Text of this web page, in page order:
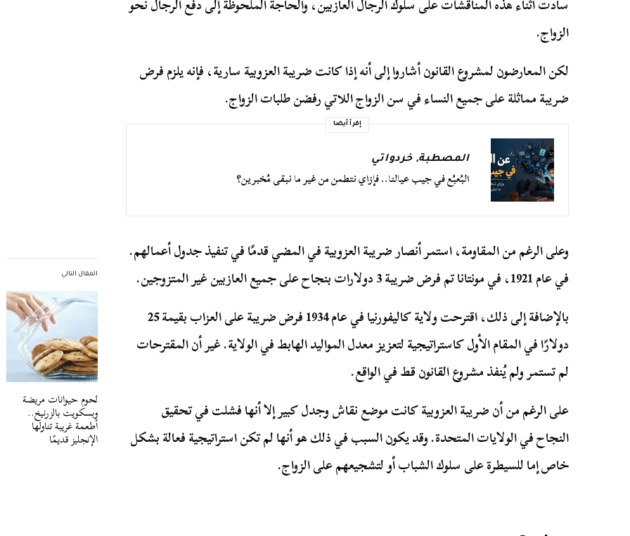
المقال التالي
لحوم حيوانات مريضة
وبسكويت بالزرنيخ..
أطعمة غريبة تناولها
الإنجليز قديمًا
سادت أثناء هذه المناقشات على سلوك الرجال العازبين، والحاجة الملحوظة إلى دفع الرجال نحو
الزواج.
لكن المعارضون لمشروع القانون أشاروا إلى أنه إذا كانت ضريبة العزوبية سارية، فإنه يلزم فرض
ضريبة مماثلة على جميع النساء في سن الزواج اللاتي رفضن طلبات الزواج.
إقرأ أيضا
المصطبة,خردواتي
البُعبُع في جيب عيالنا.. فإزاي نتطمن من غير ما نبقى مُخبرين؟
وعلى الرغم من المقاومة، استمر أنصار ضريبة العزوبية في المضي قدمًا في تنفيذ جدول أعمالهم.
في عام 1921، في مونتانا تم فرض ضريبة 3 دولارات بنجاح على جميع العازبين غير المتزوجين.
بالإضافة إلى ذلك، اقترحت ولاية كاليفورنيا في عام 1934 فرض ضريبة على العزاب بقيمة 25
دولارًا في المقام الأول كاستراتيجية لتعزيز معدل المواليد الهابط في الولاية. غير أن المقترحات
لم تستمر ولم يُنفذ مشروع القانون قط في الواقع.
على الرغم من أن ضريبة العزوبية كانت موضع نقاش وجدل كبير إلا أنها فشلت في تحقيق
النجاح في الولايات المتحدة. وقد يكون السبب في ذلك هو أنها لم تكن استراتيجية فعالة بشكل
خاص إما للسيطرة على سلوك الشباب أو لتشجيعهم على الزواج.